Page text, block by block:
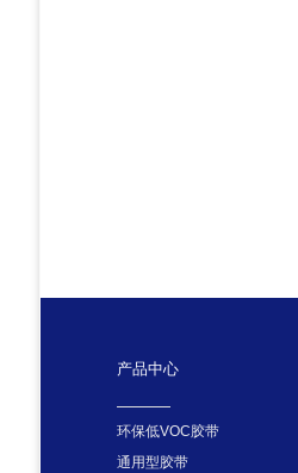
产品中心
环保低VOC胶带
通用型胶带